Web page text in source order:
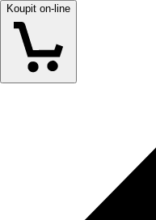
Koupit on-line